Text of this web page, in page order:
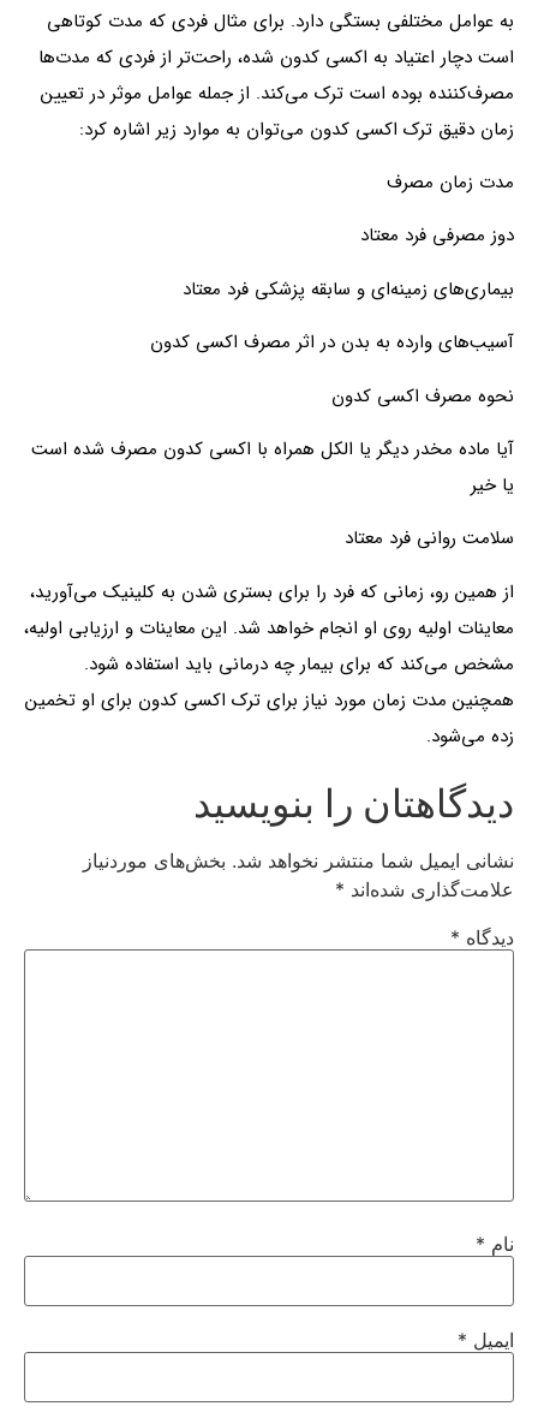
به عوامل مختلفی بستگی دارد. برای مثال فردی که مدت کوتاهی
است دچار اعتیاد به اکسی کدون شده، راحت‌تر از فردی که مدت‌ها
مصرف‌کننده بوده است ترک می‌کند. از جمله عوامل موثر در تعیین
زمان دقیق ترک اکسی کدون می‌توان به موارد زیر اشاره کرد:
مدت زمان مصرف
دوز مصرفی فرد معتاد
بیماری‌های زمینه‌ای و سابقه پزشکی فرد معتاد
آسیب‌های وارده به بدن در اثر مصرف اکسی کدون
نحوه مصرف اکسی کدون
آیا ماده مخدر دیگر یا الکل همراه با اکسی کدون مصرف شده است
یا خیر
سلامت روانی فرد معتاد
از همین رو، زمانی که فرد را برای بستری شدن به کلینیک می‌آورید،
معاینات اولیه روی او انجام خواهد شد. این معاینات و ارزیابی اولیه،
مشخص می‌کند که برای بیمار چه درمانی باید استفاده شود.
همچنین مدت زمان مورد نیاز برای ترک اکسی کدون برای او تخمین
زده می‌شود.
دیدگاهتان را بنویسید
نشانی ایمیل شما منتشر نخواهد شد. بخش‌های موردنیاز
علامت‌گذاری شده‌اند *
دیدگاه *
نام *
ایمیل *